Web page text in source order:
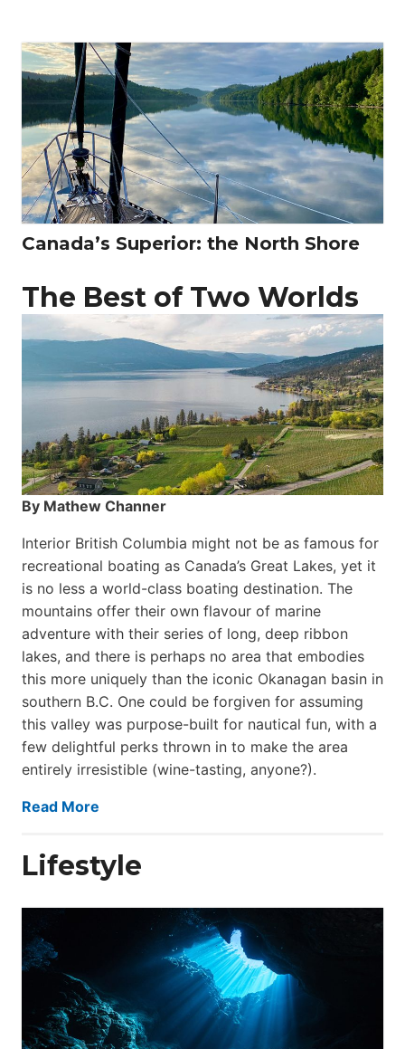
Canada’s Superior: the North Shore
The Best of Two Worlds
By Mathew Channer
Interior British Columbia might not be as famous for
recreational boating as Canada’s Great Lakes, yet it
is no less a world-class boat­ing destination. The
mountains offer their own flavour of marine
adventure with their series of long, deep ribbon
lakes, and there is perhaps no area that embodies
this more uniquely than the iconic Okanagan basin in
southern B.C. One could be forgiven for assuming
this valley was purpose-built for nautical fun, with a
few delightful perks thrown in to make the area
entirely irresistible (wine-tasting, anyone?).
Read More
Lifestyle